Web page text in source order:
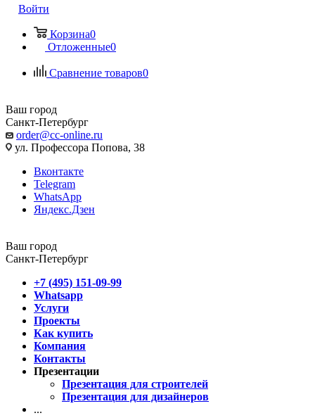
Войти
Корзина0
Отложенные0
Сравнение товаров0
Ваш город
Санкт-Петербург
order@cc-online.ru
ул. Профессора Попова, 38
Вконтакте
Telegram
WhatsApp
Яндекс.Дзен
Ваш город
Санкт-Петербург
+7 (495) 151-09-99
Whatsapp
Услуги
Проекты
Как купить
Компания
Контакты
Презентации
Презентация для строителей
Презентация для дизайнеров
...